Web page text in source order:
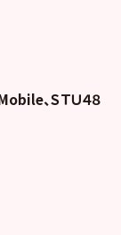
、ＳＴＵ４８